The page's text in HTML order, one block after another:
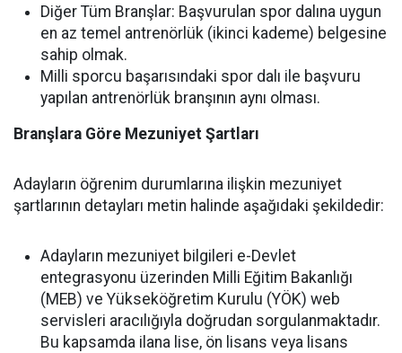
Diğer Tüm Branşlar: Başvurulan spor dalına uygun
en az temel antrenörlük (ikinci kademe) belgesine
sahip olmak.
Milli sporcu başarısındaki spor dalı ile başvuru
yapılan antrenörlük branşının aynı olması.
Branşlara Göre Mezuniyet Şartları
Adayların öğrenim durumlarına ilişkin mezuniyet
şartlarının detayları metin halinde aşağıdaki şekildedir:
Adayların mezuniyet bilgileri e-Devlet
entegrasyonu üzerinden Milli Eğitim Bakanlığı
(MEB) ve Yükseköğretim Kurulu (YÖK) web
servisleri aracılığıyla doğrudan sorgulanmaktadır.
Bu kapsamda ilana lise, ön lisans veya lisans